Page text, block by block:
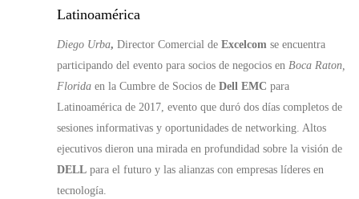
Latinoamérica
Diego Urba, Director Comercial de Excelcom se encuentra
participando del evento para socios de negocios en Boca Raton,
Florida en la Cumbre de Socios de Dell EMC para
Latinoamérica de 2017, evento que duró dos días completos de
sesiones informativas y oportunidades de networking. Altos
ejecutivos dieron una mirada en profundidad sobre la visión de
DELL para el futuro y las alianzas con empresas líderes en
tecnología.